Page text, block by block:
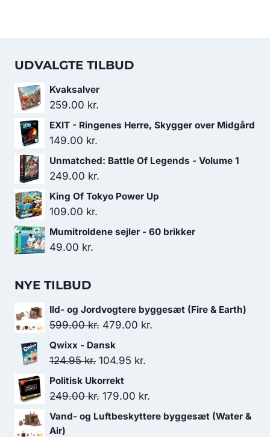
UDVALGTE TILBUD
Kvaksalver
259.00 kr.
EXIT - Ringenes Herre, Skygger over Midgård
149.00 kr.
Unmatched: Battle Of Legends - Volume 1
249.00 kr.
King Of Tokyo Power Up
109.00 kr.
Mumitroldene sejler - 60 brikker
49.00 kr.
NYE TILBUD
Ild- og Jordvogtere byggesæt (Fire & Earth)
599.00kr. Den
oprindelige
pris
599.00 kr..
479.00 kr.
Qwixx - Dansk
124.95kr. Den
oprindelige
pris
124.95 kr..
104.95 kr.
pris
104.95 kr..
Politisk Ukorrekt
249.00kr. Den
oprindelige
179.00 kr.
aktuelle
Vand- og Luftbeskyttere byggesæt (Water &
Air)